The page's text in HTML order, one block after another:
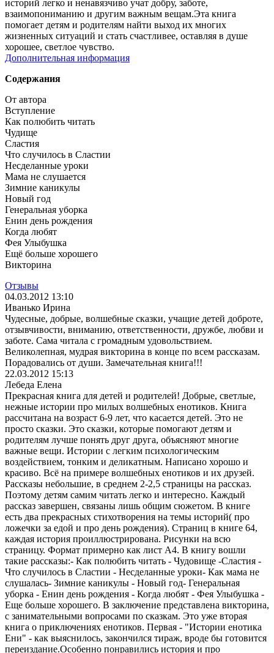
историй легко и ненавязчиво учат добру, заботе,
взаимопониманию и другим важным вещам.Эта книга
помогает детям и родителям найти выход их многих
жизненных ситуаций и стать счастливее, оставляя в душе
хорошее, светлое чувство.
Дополнительная информация
Содержания
От автора
Вступление
Как полюбить читать
Чудище
Сластия
Что случилось в Сластии
Несделанные уроки
Мама не слушается
Зимние каникулы
Новый год
Генеральная уборка
Енин день рождения
Когда любят
Фея Улыбушка
Ещё больше хорошего
Викторина
Отзывы
04.03.2012 13:10
Иванько Ирина
Чудесные, добрые, волшебные сказки, учащие детей доброте,
отзывчивости, вниманию, ответственности, дружбе, любви и
заботе. Сама читала с громадным удовольствием.
Великолепная, мудрая викторина в конце по всем рассказам.
Порадовались от души. Замечательная книга!!!
22.03.2012 15:13
Лебеда Елена
Прекрасная книга для детей и родителей! Добрые, светлые,
нежные истории про милых волшебных енотиков. Книга
рассчитана на возраст 6-9 лет, что касается детей. Это не
просто сказки. Это сказки, которые помогают детям и
родителям лучше понять друг друга, объясняют многие
важные вещи. Истории с легким психологическим
воздействием, тонким и деликатным. Написано хорошо и
красиво. Всё на примере волшебных енотиков и их друзей.
Рассказы небольшие, в среднем 2-2,5 страницы на рассказ.
Поэтому детям самим читать легко и интересно. Каждый
рассказ завершен, связаны лишь общим сюжетом. В книге
есть два прекрасных стихотворения на темы историй( про
ложечки за едой и про день рождения). Страниц в книге 64,
каждая история проиллюстрирована. Рисунки на всю
страницу. Формат примерно как лист А4. В книгу вошли
такие рассказы:- Как полюбить читать - Чудовище -Сластия -
Что случилось в Сластии - Несделанные уроки- Как мама не
слушалась- Зимние каникулы - Новый год- Генеральная
уборка - Енин день рождения - Когда любят - Фея Улыбушка -
Еще больше хорошего. В заключение представлена викторина,
с занимательными вопросами по сказкам. Это уже вторая
книга о приключениях енотиков. Первая - "Истории енотика
Ени" - как выяснилось, закончился тираж, вроде бы готовится
переиздание.Особенно понравились история и про